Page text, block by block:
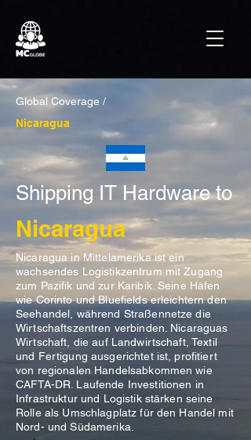
Global Coverage /
Nicaragua
Shipping IT Hardware to
Nicaragua
Nicaragua in Mittelamerika ist ein
wachsendes Logistikzentrum mit Zugang
zum Pazifik und zur Karibik. Seine Häfen
wie Corinto und Bluefields erleichtern den
Seehandel, während Straßennetze die
Wirtschaftszentren verbinden. Nicaraguas
Wirtschaft, die auf Landwirtschaft, Textil
und Fertigung ausgerichtet ist, profitiert
von regionalen Handelsabkommen wie
CAFTA-DR. Laufende Investitionen in
Infrastruktur und Logistik stärken seine
Rolle als Umschlagplatz für den Handel mit
Nord- und Südamerika.